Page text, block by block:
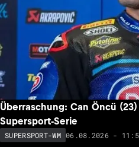
Überraschung: Can Öncü
Supersport-Serie
SUPERSPORT-WM 06.08.2026 -